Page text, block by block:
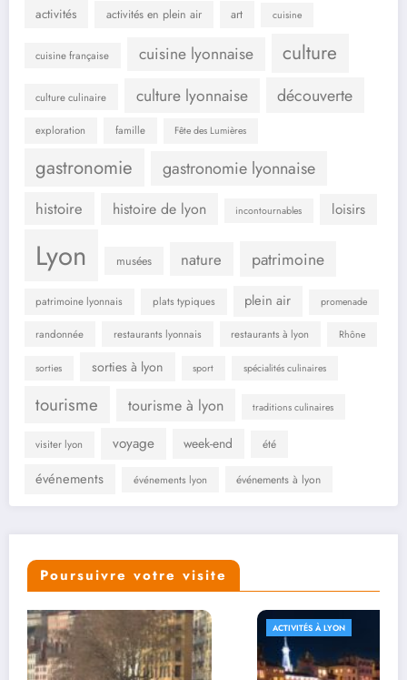
activités activités en plein air art cuisine
cuisine française cuisine lyonnaise culture
culture culinaire culture lyonnaise découverte
exploration famille Fête des Lumières
gastronomie gastronomie lyonnaise
histoire histoire de lyon incontournables loisirs
Lyon musées nature patrimoine
patrimoine lyonnais plats typiques plein air promenade
randonnée restaurants lyonnais restaurants à lyon Rhône
sorties sorties à lyon sport spécialités culinaires
tourisme tourisme à lyon traditions culinaires
visiter lyon voyage week-end été
événements événements lyon événements à lyon
Poursuivre votre visite
ACTIVITÉS À LYON